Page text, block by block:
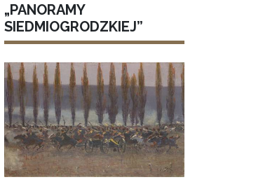
„PANORAMY
SIEDMIOGRODZKIEJ”